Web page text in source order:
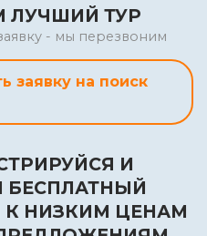
ЛУЧШИЙ ТУР
- мы перезвоним
заявку на поиск
И
БЕСПЛАТНЫЙ
К НИЗКИМ ЦЕНАМ